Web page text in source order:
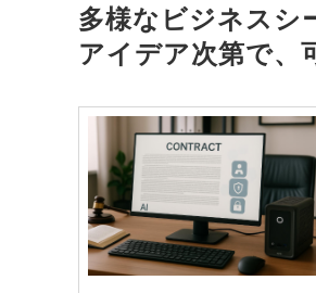
多様なビジネスシ
アイデア次第で、